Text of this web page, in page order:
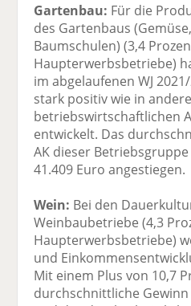
Gartenbau: Für die
des Gartenbaus
Baumschulen) (3,4
Haupterwerbsbetriebe)
im abgelaufenen WJ
stark positiv wie in
betriebswirtschaftlichen
entwickelt. Das
AK dieser
41.409 Euro angestiegen.
Wein: Bei den
Weinbaubetriebe (4,3
Haupterwerbsbetriebe)
und
Mit einem Plus von 10,7
durchschnittliche